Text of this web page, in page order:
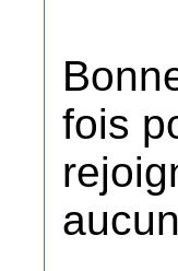
fois